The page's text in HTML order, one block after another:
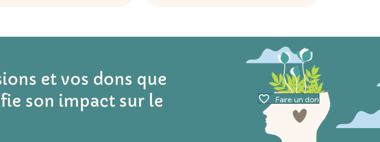
et vos dons que
son impact sur le
Faire un don